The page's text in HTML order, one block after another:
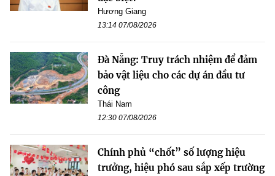
Hương Giang
13:14 07/08/2026
Đà Nẵng: Truy trách nhiệm để đảm
bảo vật liệu cho các dự án đầu tư
công
Thái Nam
12:30 07/08/2026
Chính phủ “chốt” số lượng hiệu
trưởng, hiệu phó sau sắp xếp trường